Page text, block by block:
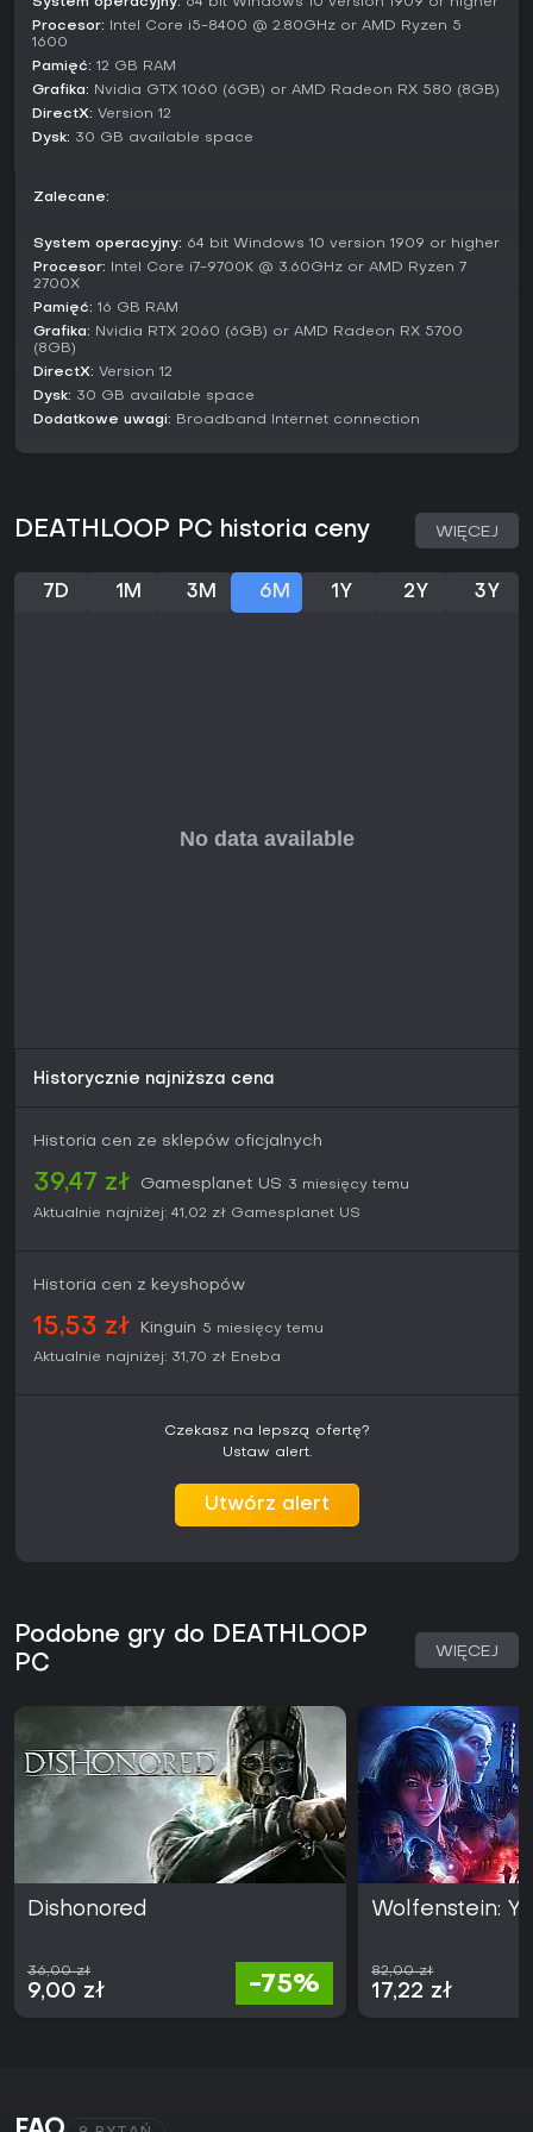
zapewniając stabilność na PC.
W 2026 roku gra pozostaje dostępna bez sezonów czy live
service, stawiając na samowystarczalną fabułę i mechaniki.
Społeczność wciąż chwali jej trwały urok, z graczami
aktywnymi w pętlach i inwazjach po latach.
innowacyjne połączenie strzelanin, eksploracji i manipulacji
satysfakcjonujący progres i kreatywną wolność, choć
niektórzy wskazują na drobne dziwactwa AI.
Jeśli lubisz strzelanki FPP z głęboką strategią i wysoką
regrywalnością, w stylu immersive simów, ta gra oferuje
wciągające doświadczenie. Szczególnie przypadnie do
gustu fanom skomplikowanych zagadek rozwiązywanych
metodą prób i błędów. Bez barier jak subskrypcje, warto po
nią sięgnąć miłośnikom przemyślanej akcji, zwłaszcza w
Procesor: Intel Core i5-8400 @ 2.80GHz or AMD Ryzen 5
1600
Pamięć: 12 GB RAM
Grafika: Nvidia GTX 1060 (6GB) or AMD Radeon RX 580 (8GB)
DirectX: Version 12
Dysk: 30 GB available space
Zalecane:
System operacyjny: 64 bit Windows 10 version 1909 or higher
Procesor: Intel Core i7-9700K @ 3.60GHz or AMD Ryzen 7
2700X
Pamięć: 16 GB RAM
Grafika: Nvidia RTX 2060 (6GB) or AMD Radeon RX 5700
(8GB)
DirectX: Version 12
Dysk: 30 GB available space
Dodatkowe uwagi: Broadband Internet connection
DEATHLOOP PC historia ceny WIĘCEJ
7D 1M 3M 6M 1Y 2Y 3Y
Historycznie najniższa cena
Historia cen ze sklepów oficjalnych
39,47 zł Gamesplanet US 3 miesięcy temu
Aktualnie najniżej: 41,02 zł Gamesplanet US
Historia cen z keyshopów
15,53 zł Kinguin 5 miesięcy temu
Aktualnie najniżej: 31,70 zł Eneba
Czekasz na lepszą ofertę?
Ustaw alert.
Utwórz alert
Podobne gry do DEATHLOOP
PC
WIĘCEJ
Dishonored
36,00 zł
9,00 zł -75%
Wolfenstein:
82,00 zł
17,22 zł